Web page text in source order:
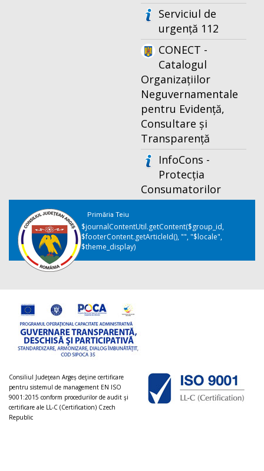
Serviciul de
urgență 112
CONECT -
Catalogul
Organizațiilor
Neguvernamentale
pentru Evidență,
Consultare și
Transparență
InfoCons -
Protecția
Consumatorilor
Primăria Teiu
$journalContentUtil.getContent($group_id,
$footerContent.getArticleId(), "", "$locale",
$theme_display)
Consiliul Judeţean Argeș deţine certificare
pentru sistemul de management EN ISO
9001:2015 conform procedurilor de audit şi
certificare ale LL-C (Certification) Czech
Republic